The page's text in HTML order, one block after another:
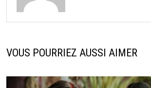
VOUS POURRIEZ AUSSI AIMER